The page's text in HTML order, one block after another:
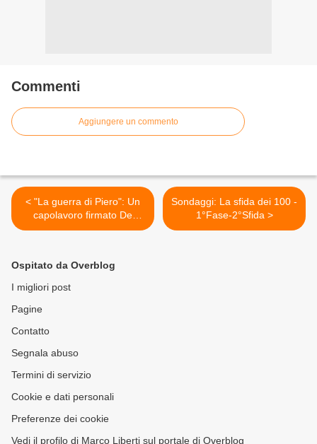
Commenti
Aggiungere un commento
< "La guerra di Piero": Un
capolavoro firmato De
Andrè
Sondaggi: La sfida dei 100 -
1°Fase-2°Sfida >
Ospitato da Overblog
I migliori post
Pagine
Contatto
Segnala abuso
Termini di servizio
Cookie e dati personali
Preferenze dei cookie
Vedi il profilo di Marco Liberti sul portale di Overblog